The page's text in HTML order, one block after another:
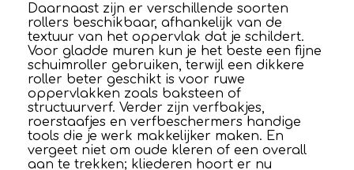
Daarnaast zijn er verschillende soorten
rollers beschikbaar, afhankelijk van de
textuur van het oppervlak dat je schildert.
Voor gladde muren kun je het beste een fijne
schuimroller gebruiken, terwijl een dikkere
roller beter geschikt is voor ruwe
oppervlakken zoals baksteen of
structuurverf. Verder zijn verfbakjes,
roerstaafjes en verfbeschermers handige
tools die je werk makkelijker maken. En
vergeet niet om oude kleren of een overall
aan te trekken; kliederen hoort er nu